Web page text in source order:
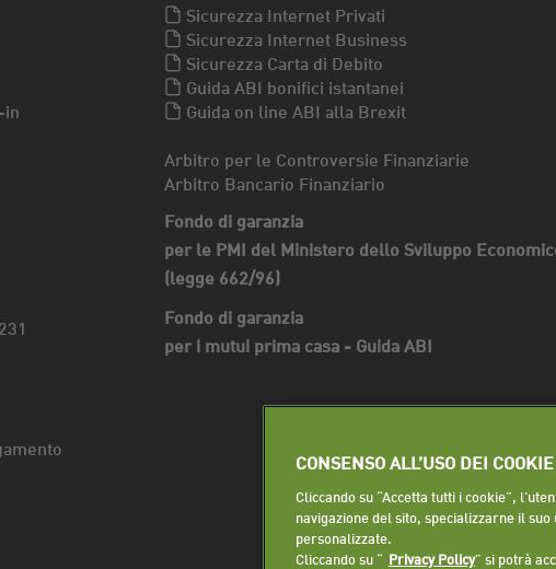
in
Sicurezza Internet Privati
Sicurezza Internet Business
Sicurezza Carta di Debito
Guida ABI bonifici istantanei
Guida on line ABI alla Brexit
Arbitro per le Controversie Finanziarie
Arbitro Bancario Finanziario
Fondo di garanzia
per le PMI del Ministero dello Sviluppo
(legge 662/96)
Fondo di garanzia
per i mutui prima casa - Guida ABI
CONSENSO ALL’USO DEI COOKIE
Cliccando su “Accetta tutti i cookie”,
navigazione del sito, specializzarne il
personalizzate.
Cliccando su “ Privacy Policy” si potrà